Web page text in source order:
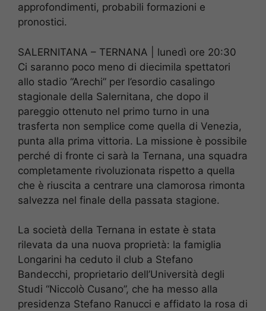
approfondimenti, probabili formazioni e
pronostici.
SALERNITANA – TERNANA | lunedì ore 20:30
Ci saranno poco meno di diecimila spettatori
allo stadio “Arechi” per l’esordio casalingo
stagionale della Salernitana, che dopo il
pareggio ottenuto nel primo turno in una
trasferta non semplice come quella di Venezia,
punta alla prima vittoria. La missione è possibile
perché di fronte ci sarà la Ternana, una squadra
completamente rivoluzionata rispetto a quella
che è riuscita a centrare una clamorosa rimonta
salvezza nel finale della passata stagione.
La società della Ternana in estate è stata
rilevata da una nuova proprietà: la famiglia
Longarini ha ceduto il club a Stefano
Bandecchi, proprietario dell’Università degli
Studi “Niccolò Cusano”, che ha messo alla
presidenza Stefano Ranucci e affidato la rosa di